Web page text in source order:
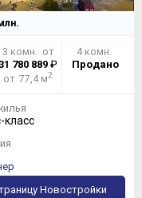
3 комн. от
780 889₽
от 77,4 м2
4 комн.
Продано
класс
Новостройки